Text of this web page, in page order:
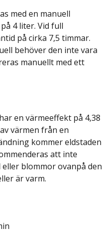
med en manuell
4 liter. Vid full
på cirka 7,5 timmar.
behöver den inte vara
manuellt med ett
en värmeeffekt på 4,38
värmen från en
kommer eldstaden
att inte
blommor ovanpå den
är varm.